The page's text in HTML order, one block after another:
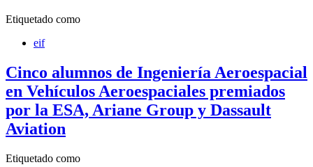
Etiquetado como
eif
Cinco alumnos de Ingeniería Aeroespacial
en Vehículos Aeroespaciales premiados
por la ESA, Ariane Group y Dassault
Aviation
Etiquetado como